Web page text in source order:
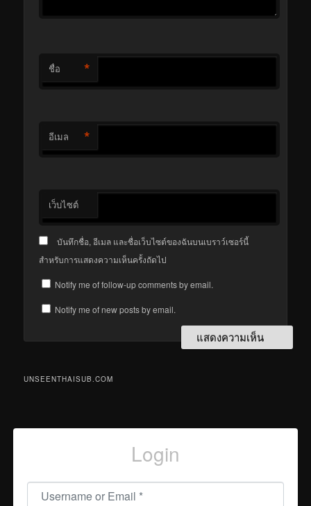
ชื่อ *
อีเมล *
เว็บไซต์
บันทึกชื่อ, อีเมล และชื่อเว็บไซต์ของฉันบนเบราว์เซอร์นี้
สำหรับการแสดงความเห็นครั้งถัดไป
Notify me of follow-up comments by email.
Notify me of new posts by email.
UNSEENTHAISUB.COM
Login
Username or Email